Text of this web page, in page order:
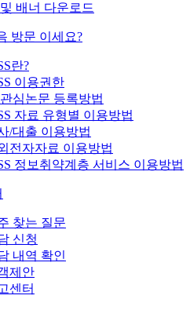
배너 다운로드
방문 이세요?
란?
이용권한
심논문 등록방법
자료 유형별 이용방법
/대출 이용방법
전자자료 이용방법
정보취약계층 서비스 이용방법
찾는 질문
신청
내역 확인
제안
센터